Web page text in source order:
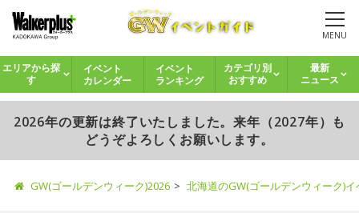
MENU
エリアから探
す
イベント
カレンダー
イベント
ランキング
カテゴリ別
おすすめ
最新
ニュース
2026年の更新は終了いたしました。来年（2027年）も
どうぞよろしくお願いします。
GW(ゴールデンウィーク)2026 北海道のGW(ゴールデンウィーク)